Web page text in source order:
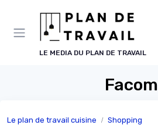
LE MEDIA DU PLAN DE TRAVAIL
Facom
Le plan de travail cuisine Shopping